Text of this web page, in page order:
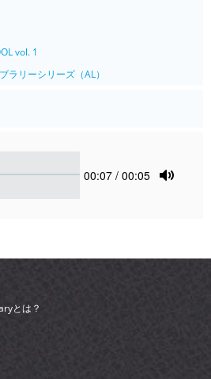
vol. 1
ラリーシリーズ（AL）
Current
00:07 / 00:05
とは？